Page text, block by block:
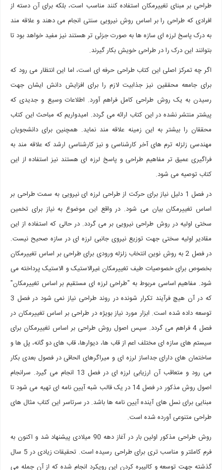
طراحی بر مبنای تغییرمکان استفاده کنند مناسب است، بلکه برای آن دسته از
افرادی که طراحی را بر اساس روش نیرویی سنتی انجام می دهند و علاقه مند
به درک پاسخ لرزه ای سازه ها به صورت جزئی تر هستند نیز مفید خواهد بود تا
بتوانند این درک را در طراحی خویش بکار گیرند.
اگر چه تمرکز اصلی این کتاب طراحی حرفه ای است، اما این انتظار می رود که
برای جامعه محققین نیز جذابیت لازم را برای افزایش دانش ایشان جهت
رسیدن به یک روش طراحی کامل فراهم آورد. اطلاعات وسیع و جدیدی که
پیشتر منتشر نشده در این کتاب ارائه می گردد. امیدواریم که مباحث این کتاب
محققان را بیشتر به این زمینه علاقه مند نماید. همچنین برای دانشجویان
مهندسی زلزله ترم های آخر کارشناسی و نیز کارشناسی ارشد که علاقه مند به
فراگیری عمیق تر مفاهیم طراحی و پاسخ لرزه ای هستند نیز استفاده از این
کتاب توصیه می شود.
در فصل 1 دلیل نیاز برای حرکت از طراحی لرزه ای نیرویی به سمت طراحی بر
اساس تغییرمکان بیان می شود. در واقع این موضوع به نیاز برای تخمین
سختی اولیه در روش طراحی نیرویی بر می گردد. در حالی که استفاده از این
مقادیر اولیه سختی جهت توزیع نیروی جانبی لرزه ای در سازه صحیح نیست.
در فصل 2 به روش نوین انتخاب زلزله ورودی برای طراحی بر اساس تغییرمکان
بخصوص برای خصوصیات طیف تغییرمکان غیرالاستیک و الاستیک پرداخته می
شود. مفاهیم اساسی مربوط به "طراحی لرزه ای مستقیم بر اساس تغییرمکان"
که در آن هیچ فرآیند تکرار شونده در روند طراحی نیاز نمی شود در فصل 3
توسعه داده شده است. ابزار مورد نیاز بویژه در طراحی بر اساس تغییرمکان در
فصل 4 فراهم می گردد. سپس اصول روش طراحی بر اساس تغییرمکان برای
سیستم های سازه ای مختلف اعم از قاب ها، دیوارها، قاب های دو گانه، پل ها و
ساختمان های دارای جداساز لرزه ای و میراگرهای الحاقی در فصول بعدی بکار
می رود و متعاقب آن ارزیابی لرزه ای در فصل 13 انجام می گیرد. سرانجام
اصول روش مذکور در فصل 14 در یک قالب شبه آیین نامه ای تهیه می شود تا
مبنایی برای نسل های آینده آیین نامه ها باشد. در سرتاسر این کتاب مثال های
طراحی متنوعی آورده شده است.
روش طراحی مذکور اولین بار در آغاز دهه 90 میلادی پیشنهاد شد و اکنون به
فرم کاملتر و مناسب تری برای طراحی رسیده است. تحقیقات زیادی در 5 سال
گذشته جهت توسعه و کالیبره کردن این رویکرد انجام شده که از آن جمله می